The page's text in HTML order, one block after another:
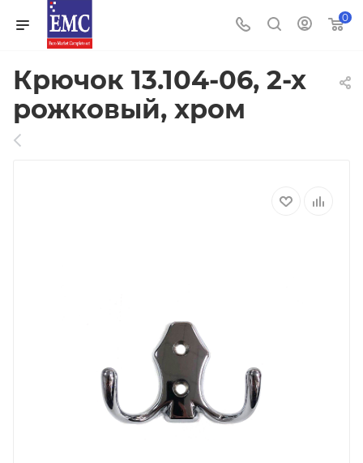
0
Крючок 13.104-06, 2-х
рожковый, хром